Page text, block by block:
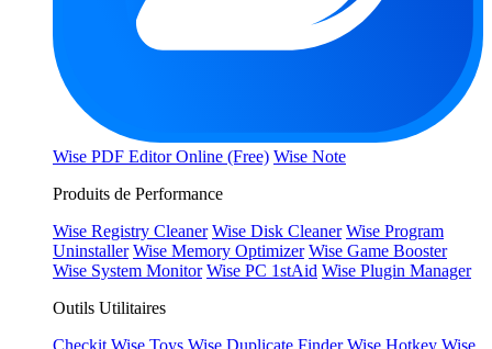
Wise PDF Editor Online (Free) Wise Note
Produits de Performance
Wise Registry Cleaner Wise Disk Cleaner Wise Program
Uninstaller Wise Memory Optimizer Wise Game Booster
Wise System Monitor Wise PC 1stAid Wise Plugin Manager
Outils Utilitaires
Checkit Wise Toys Wise Duplicate Finder Wise Hotkey Wise